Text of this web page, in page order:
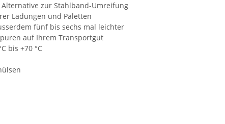
zur Stahlband-Umreifung
Ladungen und Paletten
fünf bis sechs mal leichter
auf Ihrem Transportgut
bis +70 °C